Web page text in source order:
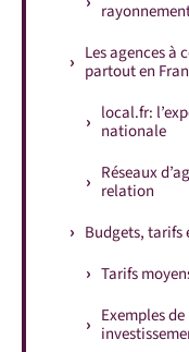
Les agences à
partout en
local.fr:
nationale
Réseaux
relation
Budgets, tarifs
Tarifs
Exemples